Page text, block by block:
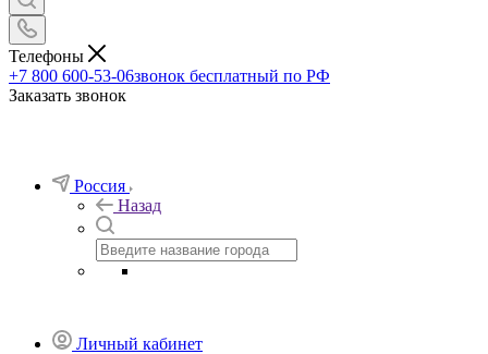
Телефоны
+7 800 600-53-06звонок бесплатный по РФ
Заказать звонок
Россия
Назад
Личный кабинет